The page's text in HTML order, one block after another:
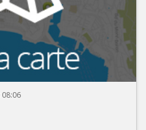
08:06